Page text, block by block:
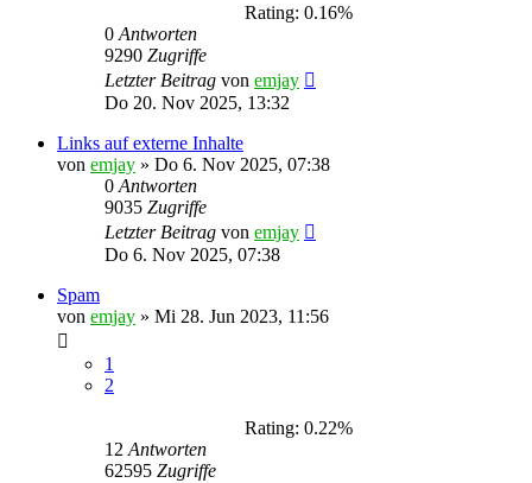
Rating: 0.16%
0 Antworten
9290 Zugriffe
Letzter Beitrag von emjay
Do 20. Nov 2025, 13:32
Links auf externe Inhalte
von emjay » Do 6. Nov 2025, 07:38
0 Antworten
9035 Zugriffe
Letzter Beitrag von emjay
Do 6. Nov 2025, 07:38
Spam
von emjay » Mi 28. Jun 2023, 11:56
1
2
Rating: 0.22%
12 Antworten
62595 Zugriffe